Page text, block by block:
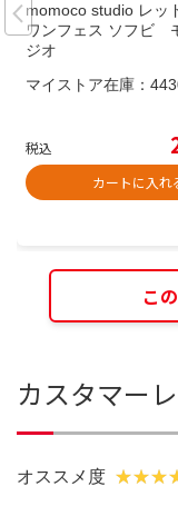
momoco studio レッ
ワンフェス ソフビ
ジオ
マイストア在庫：
税込
カートに入れ
こ
カスタマー
オススメ度